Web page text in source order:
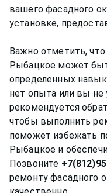
вашего фасадного
установке,
Важно отметить,
Рыбацкое может
определенных
нет опыта или вы не
рекомендуется
чтобы выполнить
поможет избежать
Рыбацкое и
Позвоните
ремонту фасадного